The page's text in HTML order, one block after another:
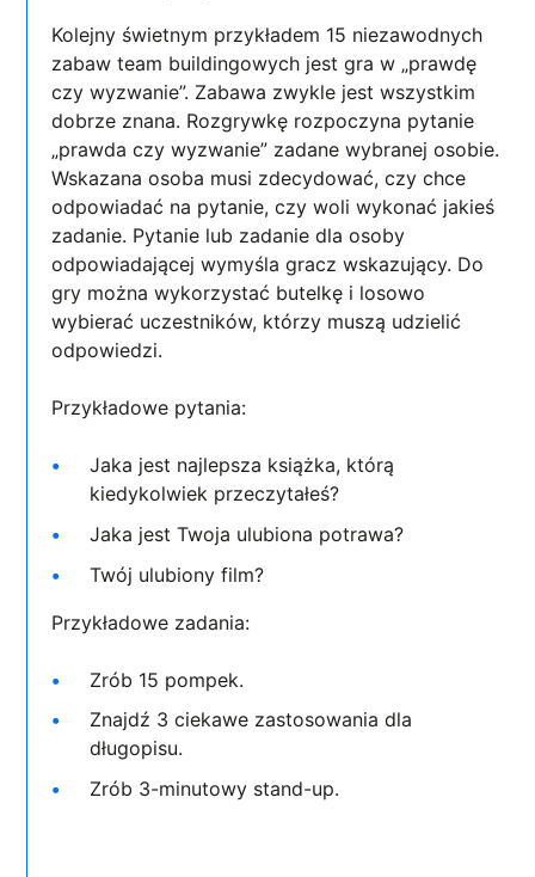
Kolejny świetnym przykładem 15 niezawodnych
zabaw team buildingowych jest gra w „prawdę
czy wyzwanie”. Zabawa zwykle jest wszystkim
dobrze znana. Rozgrywkę rozpoczyna pytanie
„prawda czy wyzwanie” zadane wybranej osobie.
Wskazana osoba musi zdecydować, czy chce
odpowiadać na pytanie, czy woli wykonać jakieś
zadanie. Pytanie lub zadanie dla osoby
odpowiadającej wymyśla gracz wskazujący. Do
gry można wykorzystać butelkę i losowo
wybierać uczestników, którzy muszą udzielić
odpowiedzi.
Przykładowe pytania:
Jaka jest najlepsza książka, którą
kiedykolwiek przeczytałeś?
Jaka jest Twoja ulubiona potrawa?
Twój ulubiony film?
Przykładowe zadania:
Zrób 15 pompek.
Znajdź 3 ciekawe zastosowania dla
długopisu.
Zrób 3-minutowy stand-up.